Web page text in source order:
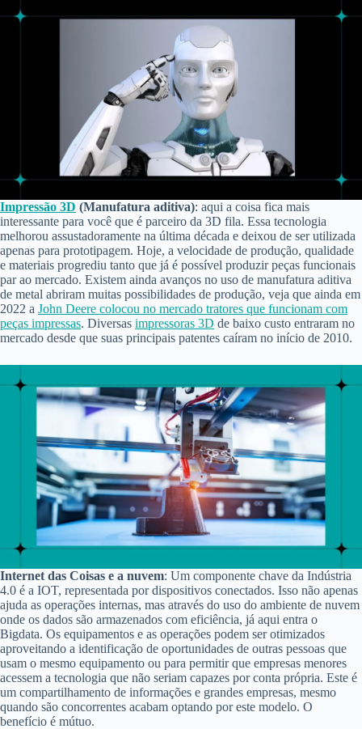
Impressão 3D (Manufatura aditiva): aqui a coisa fica mais
interessante para você que é parceiro da 3D fila. Essa tecnologia
melhorou assustadoramente na última década e deixou de ser utilizada
apenas para prototipagem. Hoje, a velocidade de produção, qualidade
e materiais progrediu tanto que já é possível produzir peças funcionais
par ao mercado. Existem ainda avanços no uso de manufatura aditiva
de metal abriram muitas possibilidades de produção, veja que ainda em
2022 a John Deere colocou no mercado tratores que funcionam com
peças impressas. Diversas impressoras 3D de baixo custo entraram no
mercado desde que suas principais patentes caíram no início de 2010.
Internet das Coisas e a nuvem: Um componente chave da Indústria
4.0 é a IOT, representada por dispositivos conectados. Isso não apenas
ajuda as operações internas, mas através do uso do ambiente de nuvem
onde os dados são armazenados com eficiência, já aqui entra o
Bigdata. Os equipamentos e as operações podem ser otimizados
aproveitando a identificação de oportunidades de outras pessoas que
usam o mesmo equipamento ou para permitir que empresas menores
acessem a tecnologia que não seriam capazes por conta própria. Este é
um compartilhamento de informações e grandes empresas, mesmo
quando são concorrentes acabam optando por este modelo. O
benefício é mútuo.